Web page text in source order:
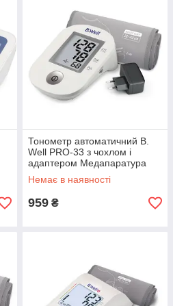
Тонометр автоматичний B.
Well PRO-33 з чохлом і
адаптером Медапаратура
Немає в наявності
959 ₴